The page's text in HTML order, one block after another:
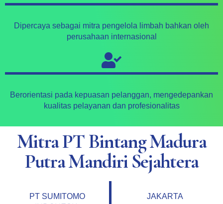
Dipercaya sebagai mitra pengelola limbah bahkan oleh
perusahaan internasional
Berorientasi pada kepuasan pelanggan, mengedepankan
kualitas pelayanan dan profesionalitas
Mitra PT Bintang Madura
Putra Mandiri Sejahtera
PT SUMITOMO
JAKARTA